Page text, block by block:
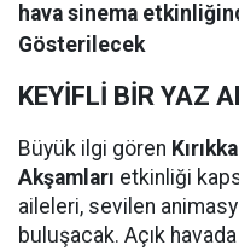
hava sinema
Gösterilecek
KEYİFLİ BİR YAZ
Büyük ilgi gören
Akşamları etkinliği
aileleri, sevilen
buluşacak. Açık